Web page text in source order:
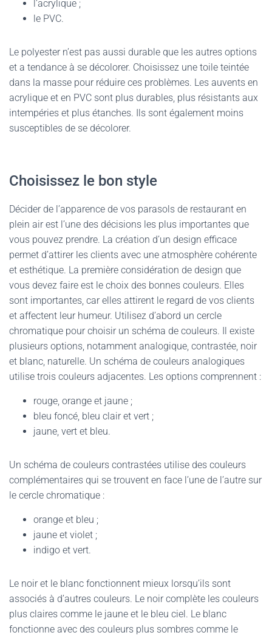
l’acrylique ;
le PVC.
Le polyester n’est pas aussi durable que les autres options
et a tendance à se décolorer. Choisissez une toile teintée
dans la masse pour réduire ces problèmes. Les auvents en
acrylique et en PVC sont plus durables, plus résistants aux
intempéries et plus étanches. Ils sont également moins
susceptibles de se décolorer.
Choisissez le bon style
Décider de l’apparence de vos parasols de restaurant en
plein air est l’une des décisions les plus importantes que
vous pouvez prendre. La création d’un design efficace
permet d’attirer les clients avec une atmosphère cohérente
et esthétique. La première considération de design que
vous devez faire est le choix des bonnes couleurs. Elles
sont importantes, car elles attirent le regard de vos clients
et affectent leur humeur. Utilisez d’abord un cercle
chromatique pour choisir un schéma de couleurs. Il existe
plusieurs options, notamment analogique, contrastée, noir
et blanc, naturelle. Un schéma de couleurs analogiques
utilise trois couleurs adjacentes. Les options comprennent :
rouge, orange et jaune ;
bleu foncé, bleu clair et vert ;
jaune, vert et bleu.
Un schéma de couleurs contrastées utilise des couleurs
complémentaires qui se trouvent en face l’une de l’autre sur
le cercle chromatique :
orange et bleu ;
jaune et violet ;
indigo et vert.
Le noir et le blanc fonctionnent mieux lorsqu’ils sont
associés à d’autres couleurs. Le noir complète les couleurs
plus claires comme le jaune et le bleu ciel. Le blanc
fonctionne avec des couleurs plus sombres comme le